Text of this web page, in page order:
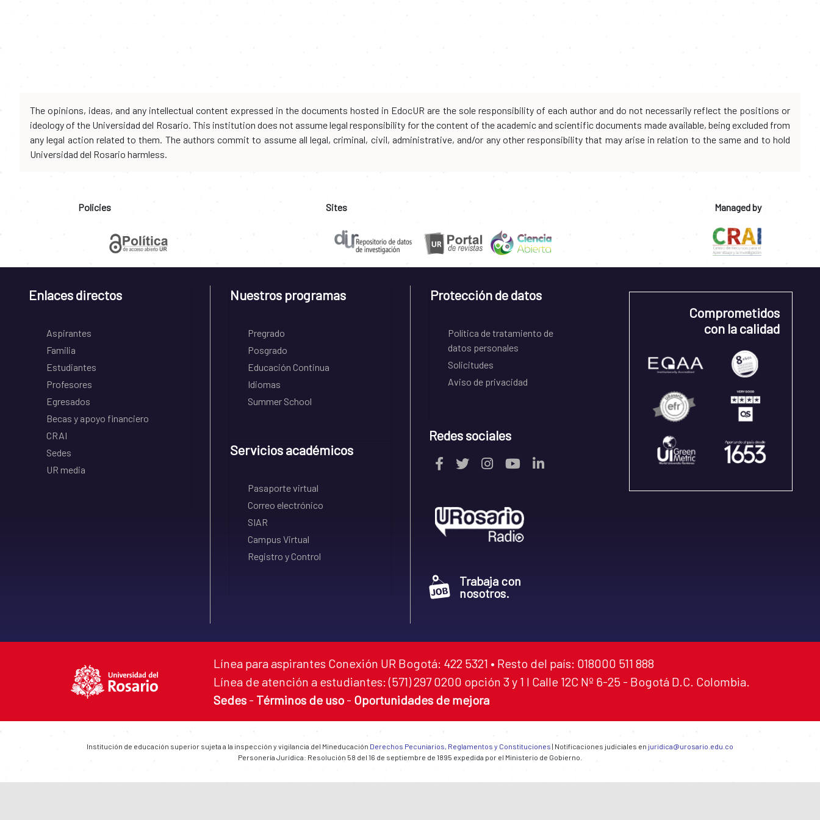
The opinions, ideas, and any intellectual content expressed in the documents hosted in EdocUR are the sole responsibility of each author and do not necessarily reflect the positions or
ideology of the Universidad del Rosario. This institution does not assume legal responsibility for the content of the academic and scientific documents made available, being excluded from
any legal action related to them. The authors commit to assume all legal, criminal, civil, administrative, and/or any other responsibility that may arise in relation to the same and to hold
Universidad del Rosario harmless.
Policies Sites Managed by
Enlaces directos
Aspirantes
Familia
Estudiantes
Profesores
Egresados
Becas y apoyo financiero
CRAI
Sedes
UR media
Nuestros programas
Pregrado
Posgrado
Educación Continua
Idiomas
Summer School
Servicios académicos
Pasaporte virtual
Correo electrónico
SIAR
Campus Virtual
Registro y Control
Protección de datos
Política de tratamiento de
datos personales
Solicitudes
Aviso de privacidad
Redes sociales
Trabaja con
nosotros.
Comprometidos
con la calidad
Línea para aspirantes Conexión UR Bogotá: 422 5321 • Resto del país: 018000 511 888
Línea de atención a estudiantes: (571) 297 0200 opción 3 y 1 I Calle 12C Nº 6-25 - Bogotá D.C. Colombia.
Sedes - Términos de uso - Oportunidades de mejora
Institución de educación superior sujeta a la inspección y vigilancia del Mineducación Derechos Pecuniarios, Reglamentos y Constituciones | Notificaciones judiciales en juridica@urosario.edu.co
Personería Jurídica: Resolución 58 del 16 de septiembre de 1895 expedida por el Ministerio de Gobierno.